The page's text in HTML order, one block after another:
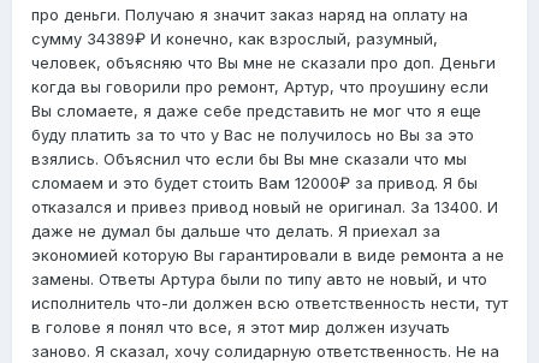
про деньги. Получаю я значит заказ наряд на оплату на
сумму 34389₽ И конечно, как взрослый, разумный,
человек, объясняю что Вы мне не сказали про доп. Деньги
когда вы говорили про ремонт, Артур, что проушину если
Вы сломаете, я даже себе представить не мог что я еще
буду платить за то что у Вас не получилось но Вы за это
взялись. Объяснил что если бы Вы мне сказали что мы
сломаем и это будет стоить Вам 12000₽ за привод. Я бы
отказался и привез привод новый не оригинал. За 13400. И
даже не думал бы дальше что делать. Я приехал за
экономией которую Вы гарантировали в виде ремонта а не
замены. Ответы Артура были по типу авто не новый, и что
исполнитель что-ли должен всю ответственность нести, тут
в голове я понял что все, я этот мир должен изучать
заново. Я сказал, хочу солидарную ответственность. Не на